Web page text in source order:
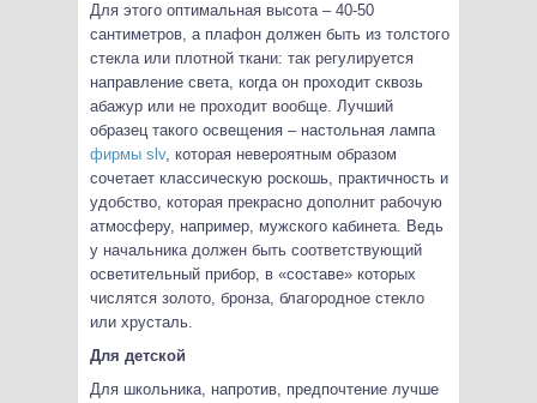
Для этого оптимальная высота – 40-50
сантиметров, а плафон должен быть из толстого
стекла или плотной ткани: так регулируется
направление света, когда он проходит сквозь
абажур или не проходит вообще. Лучший
образец такого освещения – настольная лампа
фирмы slv, которая невероятным образом
сочетает классическую роскошь, практичность и
удобство, которая прекрасно дополнит рабочую
атмосферу, например, мужского кабинета. Ведь
у начальника должен быть соответствующий
осветительный прибор, в «составе» которых
числятся золото, бронза, благородное стекло
или хрусталь.
Для детской
Для школьника, напротив, предпочтение лучше